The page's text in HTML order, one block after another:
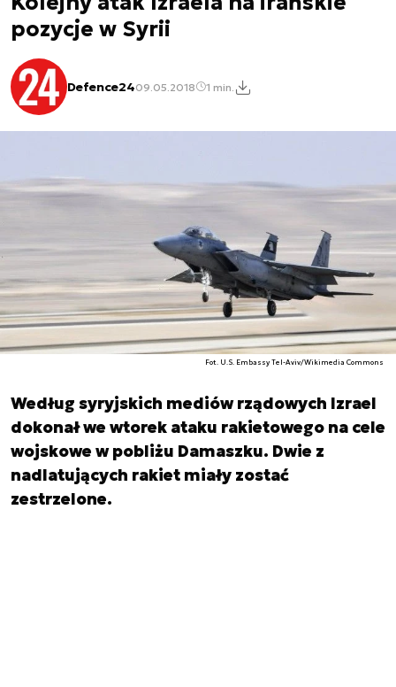
pozycje w Syrii
Defence2409.05.2018 1 min.
Fot. U.S. Embassy Tel-Aviv/Wikimedia Commons
Według syryjskich mediów rządowych Izrael
dokonał we wtorek ataku rakietowego na cele
wojskowe w pobliżu Damaszku. Dwie z
nadlatujących rakiet miały zostać
zestrzelone.